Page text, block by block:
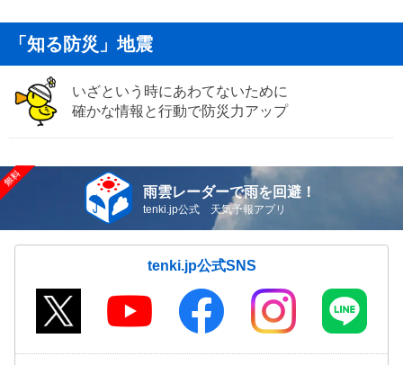
「知る防災」地震
いざという時にあわてないために
確かな情報と行動で防災力アップ
雨雲レーダーで雨を回避！
tenki.jp公式 天気予報アプリ
tenki.jp公式SNS